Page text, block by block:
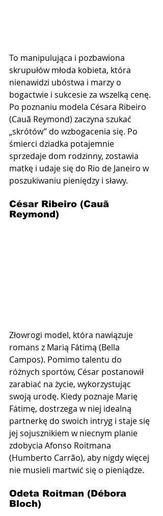
To manipulująca i pozbawiona
skrupułów młoda kobieta, która
nienawidzi ubóstwa i marzy o
bogactwie i sukcesie za wszelką cenę.
Po poznaniu modela Césara Ribeiro
(Cauã Reymond) zaczyna szukać
„skrótów” do wzbogacenia się. Po
śmierci dziadka potajemnie
sprzedaje dom rodzinny, zostawia
matkę i udaje się do Rio de Janeiro w
poszukiwaniu pieniędzy i sławy.
César Ribeiro (Cauã
Reymond)
Złowrogi model, która nawiązuje
romans z Marią Fátimą (Bella
Campos). Pomimo talentu do
różnych sportów, César postanowił
zarabiać na życie, wykorzystując
swoją urodę. Kiedy poznaje Marię
Fátimę, dostrzega w niej idealną
partnerkę do swoich intryg i staje się
jej sojusznikiem w niecnym planie
zdobycia Afonso Roitmana
(Humberto Carrão), aby nigdy więcej
nie musieli martwić się o pieniądze.
Odeta Roitman (Débora
Bloch)